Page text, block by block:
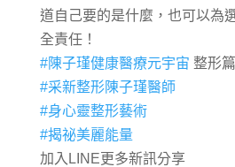
道自己要的是什麼，也可以為
全責任！
#陳子瑾健康醫療元宇宙 整形篇
#采新整形陳子瑾醫師
#身心靈整形藝術
#揭祕美麗能量
加入LINE更多新訊分享